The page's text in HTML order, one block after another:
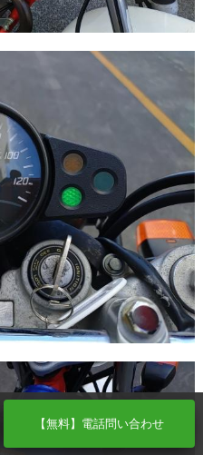
【無料】電話問い合わせ